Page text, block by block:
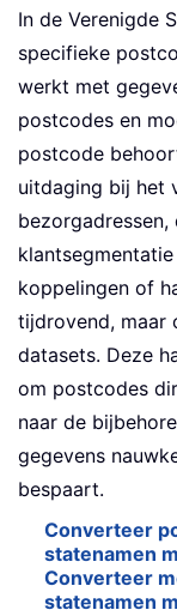
In de Verenigde
specifieke
werkt met
postcodes en
postcode
uitdaging bij het
koppelingen of
tijdrovend,
datasets. Deze
om postcodes
naar de
gegevens
bespaart.
Converteer
statenamen
Converteer
statenamen